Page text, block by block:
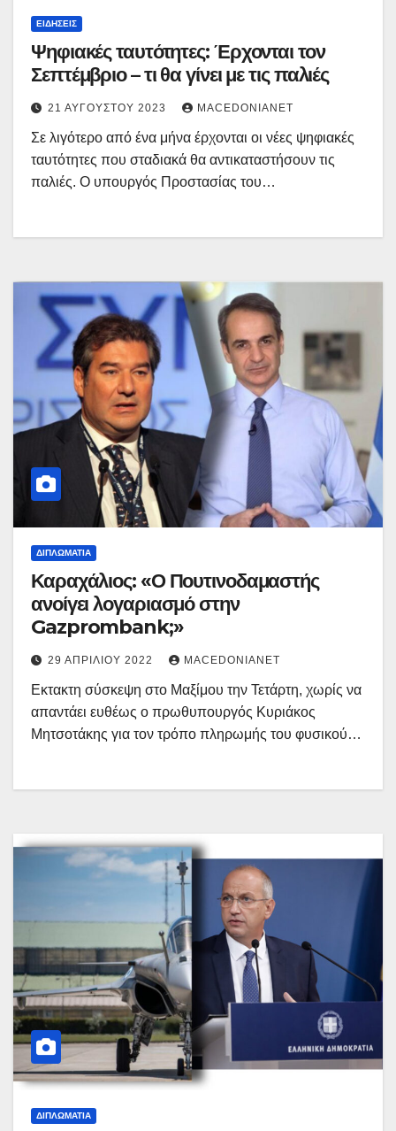
ΕΙΔΉΣΕΙΣ
Ψηφιακές ταυτότητες: Έρχονται τον
Σεπτέμβριο – τι θα γίνει με τις παλιές
21 ΑΥΓΟΎΣΤΟΥ 2023 MACEDONIANET
Σε λιγότερο από ένα μήνα έρχονται οι νέες ψηφιακές
ταυτότητες που σταδιακά θα αντικαταστήσουν τις
παλιές. Ο υπουργός Προστασίας του…
ΔΙΠΛΩΜΑΤΊΑ
Καραχάλιος: «Ο Πουτινοδαμαστής
ανοίγει λογαριασμό στην
Gazprombank;»
29 ΑΠΡΙΛΊΟΥ 2022 MACEDONIANET
Εκτακτη σύσκεψη στο Μαξίμου την Τετάρτη, χωρίς να
απαντάει ευθέως ο πρωθυπουργός Κυριάκος
Μητσοτάκης για τον τρόπο πληρωμής του φυσικού…
ΔΙΠΛΩΜΑΤΊΑ